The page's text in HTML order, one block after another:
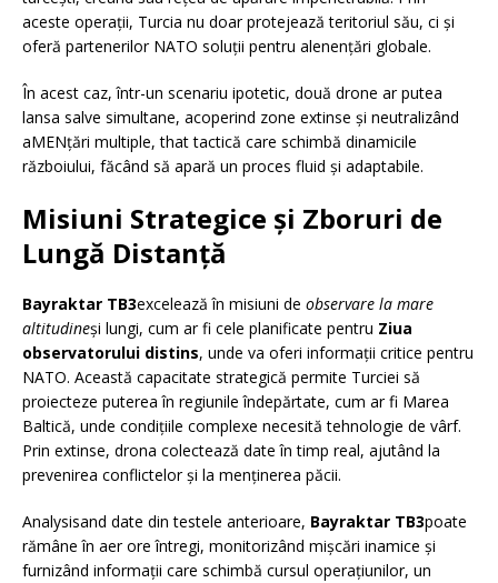
aceste operații, Turcia nu doar protejează teritoriul său, ci și
oferă partenerilor NATO soluții pentru alenențări globale.
În acest caz, într-un scenariu ipotetic, două drone ar putea
lansa salve simultane, acoperind zone extinse și neutralizând
aMENțări multiple, that tactică care schimbă dinamicile
războiului, făcând să apară un proces fluid și adaptabile.
Misiuni Strategice și Zboruri de
Lungă Distanță
Bayraktar TB3excelează în misiuni de observare la mare
altitudineși lungi, cum ar fi cele planificate pentru Ziua
observatorului distins, unde va oferi informații critice pentru
NATO. Această capacitate strategică permite Turciei să
proiecteze puterea în regiunile îndepărtate, cum ar fi Marea
Baltică, unde condițiile complexe necesită tehnologie de vârf.
Prin extinse, drona colectează date în timp real, ajutând la
prevenirea conflictelor și la menținerea păcii.
Analysisand date din testele anterioare, Bayraktar TB3poate
rămâne în aer ore întregi, monitorizând mișcări inamice și
furnizând informații care schimbă cursul operațiunilor, un